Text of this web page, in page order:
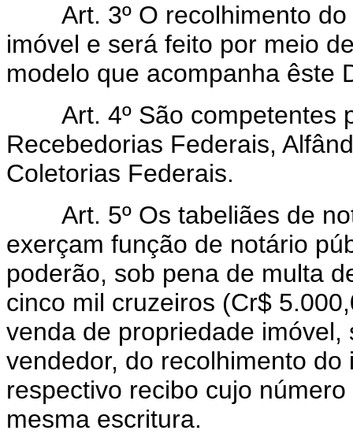
Art. 3º O recolhimento do
imóvel e será feito por meio
modelo que acompanha êste
Art. 4º São competentes
Recebedorias Federais,
Coletorias Federais.
Art. 5º Os tabeliães de
exerçam função de notário
poderão, sob pena de multa
cinco mil cruzeiros (Cr$
venda de propriedade
vendedor, do recolhimento
respectivo recibo cujo
mesma escritura.